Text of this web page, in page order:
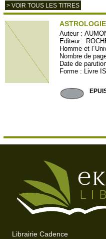
> VOIR TOUS LES TITRES
Auteur :
Editeur :
Homme et
Nombre de
Date de
Forme : Livre
Librairie Cadence